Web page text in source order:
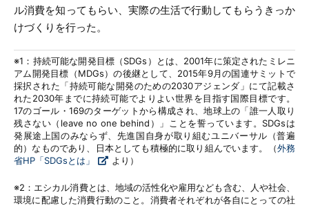
ル消費を知ってもらい、実際の生活で行動してもらうきっか
けづくりを行った。
※1：持続可能な開発目標（SDGs）とは、2001年に策定されたミレニ
アム開発目標（MDGs）の後継として、2015年9月の国連サミットで
採択された「持続可能な開発のための2030アジェンダ」にて記載さ
れた2030年までに持続可能でよりよい世界を目指す国際目標です。
17のゴール・169のターゲットから構成され、地球上の「誰一人取り
残さない（leave no one behind）」ことを誓っています。SDGsは
発展途上国のみならず、先進国自身が取り組むユニバーサル（普遍
的）なものであり、日本としても積極的に取り組んでいます。（外務
省HP「SDGsとは」
より）
※2：エシカル消費とは、地域の活性化や雇用なども含む、人や社会、
環境に配慮した消費行動のこと。消費者それぞれが各自にとっての社